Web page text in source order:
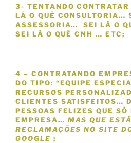
3- TENTANDO
LÁ O QUÊ CONSULTORIA…
ASSESSORIA… SEI LÁ O
SEI LÁ O QUÊ CNH … ETC;
4 – CONTRATANDO
DO TIPO: “EQUIPE
RECURSOS
CLIENTES SATISFEITOS…
PESSOAS FELIZES QUE
EMPRESA… MAS QUE
RECLAMAÇÕES NO SITE
GOOGLE ;